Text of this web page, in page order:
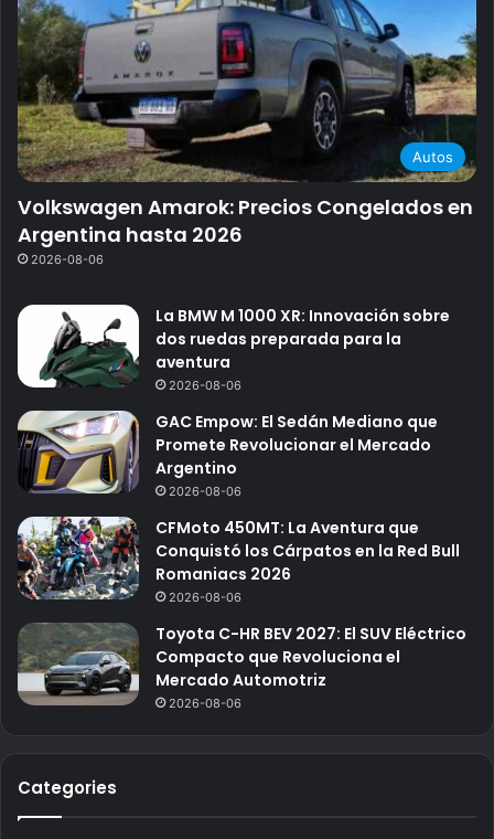
Autos
Volkswagen Amarok: Precios Congelados en
Argentina hasta 2026
2026-08-06
La BMW M 1000 XR: Innovación sobre
dos ruedas preparada para la
aventura
2026-08-06
GAC Empow: El Sedán Mediano que
Promete Revolucionar el Mercado
Argentino
2026-08-06
CFMoto 450MT: La Aventura que
Conquistó los Cárpatos en la Red Bull
Romaniacs 2026
2026-08-06
Toyota C-HR BEV 2027: El SUV Eléctrico
Compacto que Revoluciona el
Mercado Automotriz
2026-08-06
Categories